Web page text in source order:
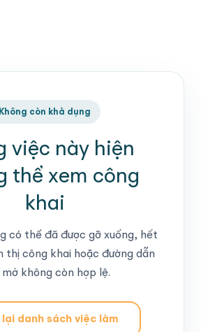
Không còn khả dụng
việc này hiện
thể xem công
khai
có thể đã được gỡ xuống, hết
thị công khai hoặc đường dẫn
mở không còn hợp lệ.
lại danh sách việc làm